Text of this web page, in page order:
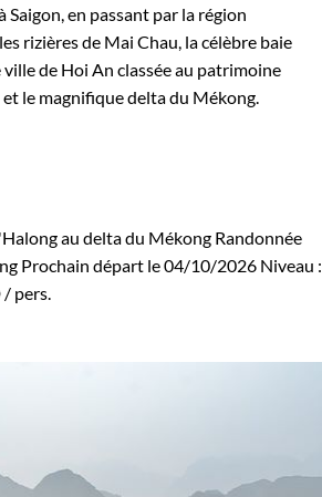
Saigon, en passant par la région
rizières de Mai Chau, la célèbre baie
de Hoi An classée au patrimoine
le magnifique delta du Mékong.
au delta du Mékong Randonnée
Prochain départ le 04/10/2026 Niveau :
/ pers.